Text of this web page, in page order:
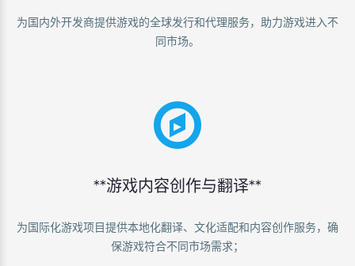
为国内外开发商提供游戏的全球发行和代理服务，助力游戏进入不
同市场。
**游戏内容创作与翻译**
为国际化游戏项目提供本地化翻译、文化适配和内容创作服务，确
保游戏符合不同市场需求；